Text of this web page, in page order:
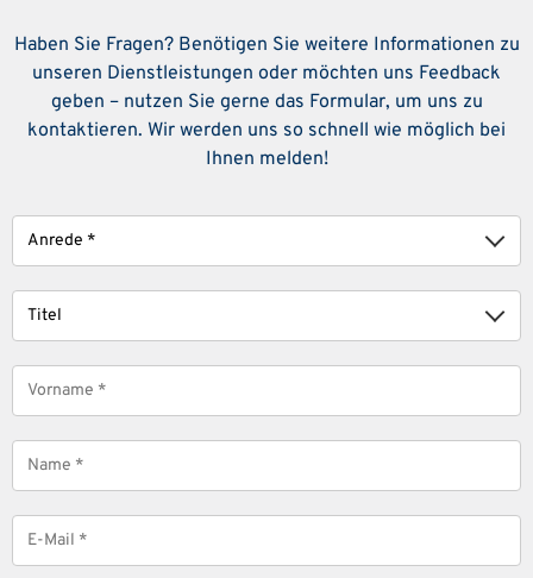
Haben Sie Fragen? Benötigen Sie weitere Informationen zu
unseren Dienstleistungen oder möchten uns Feedback
geben – nutzen Sie gerne das Formular, um uns zu
kontaktieren. Wir werden uns so schnell wie möglich bei
Ihnen melden!
Mail
*